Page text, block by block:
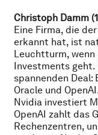
Christoph Damm
Eine Firma, die
erkannt hat, ist
Leuchtturm, wenn
Investments geht.
spannenden
Oracle und
Nvidia investiert
OpenAI zahlt das
Rechenzentren,